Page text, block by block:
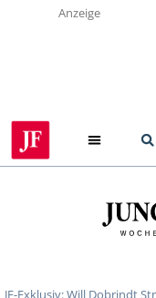
Anzeige
JF-Exklusiv: Will Dobrindt